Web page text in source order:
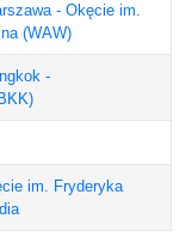
- Okęcie im.
(WAW)
-
im. Fryderyka